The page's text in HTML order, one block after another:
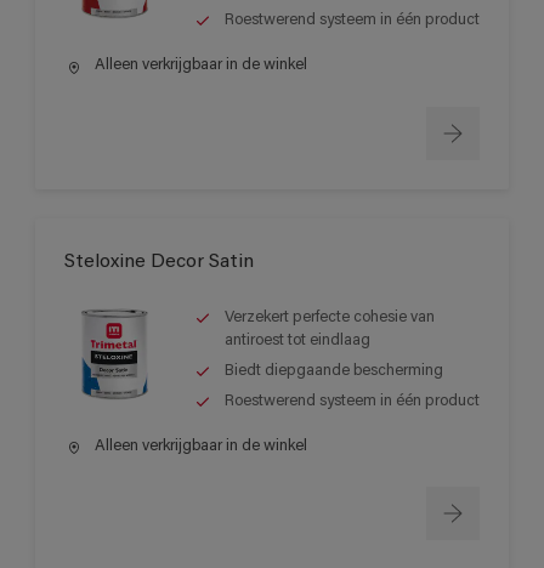
Roestwerend systeem in één product
Alleen verkrijgbaar in de winkel
Steloxine Decor Satin
Verzekert perfecte cohesie van
antiroest tot eindlaag
Biedt diepgaande bescherming
Roestwerend systeem in één product
Alleen verkrijgbaar in de winkel